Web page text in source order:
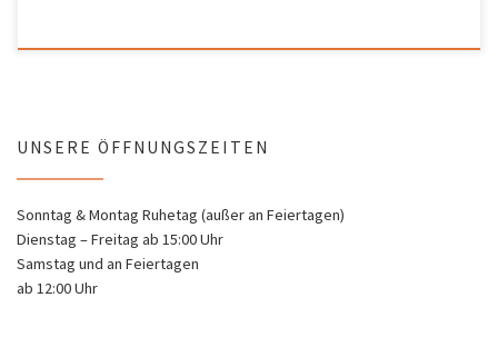
UNSERE ÖFFNUNGSZEITEN
Sonntag & Montag Ruhetag (außer an Feiertagen)
Dienstag – Freitag ab 15:00 Uhr
Samstag und an Feiertagen
ab 12:00 Uhr